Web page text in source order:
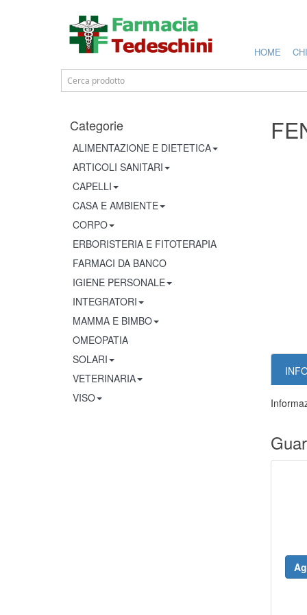
HOME
Categorie
ALIMENTAZIONE E DIETETICA
ARTICOLI SANITARI
CAPELLI
CASA E AMBIENTE
CORPO
ERBORISTERIA E FITOTERAPIA
FARMACI DA BANCO
IGIENE PERSONALE
INTEGRATORI
MAMMA E BIMBO
OMEOPATIA
SOLARI
VETERINARIA
VISO